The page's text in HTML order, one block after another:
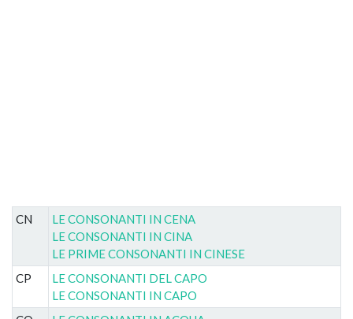
CN
LE CONSONANTI IN CENA
LE CONSONANTI IN CINA
LE PRIME CONSONANTI IN CINESE
CP
LE CONSONANTI DEL CAPO
LE CONSONANTI IN CAPO